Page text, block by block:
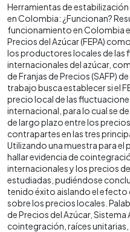
Herramientas de
en Colombia: ¿Funcionan?
funcionamiento en Colombia
Precios del Azúcar (FEPA)
los productores locales de las
internacionales del azúcar,
de Franjas de Precios (SAFP)
trabajo busca establecer si el
precio local de las
internacional, para lo cual se
de largo plazo entre los
contrapartes en las tres
Utilizando una muestra para
hallar evidencia de
internacionales y los precios
estudiadas, pudiéndose
tenido éxito aislando el efecto
sobre los precios locales.
de Precios del Azúcar, Sistema
cointegración, raíces unitarias,